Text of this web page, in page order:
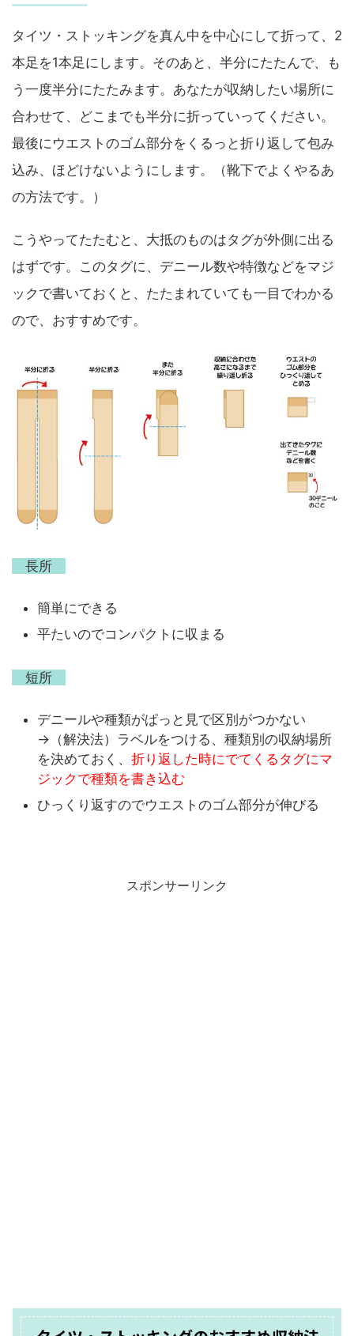
タイツ・ストッキングを真ん中を中心にして折って、2
本足を1本足にします。そのあと、半分にたたんで、も
う一度半分にたたみます。あなたが収納したい場所に
合わせて、どこまでも半分に折っていってください。
最後にウエストのゴム部分をくるっと折り返して包み
込み、ほどけないようにします。（靴下でよくやるあ
の方法です。）
こうやってたたむと、大抵のものはタグが外側に出る
はずです。このタグに、デニール数や特徴などをマジ
ックで書いておくと、たたまれていても一目でわかる
ので、おすすめです。
長所
簡単にできる
平たいのでコンパクトに収まる
短所
デニールや種類がぱっと見で区別がつかない
→（解決法）ラベルをつける、種類別の収納場所
を決めておく、 折り返した時にでてくるタグにマ
ジックで種類を書き込む
ひっくり返すのでウエストのゴム部分が伸びる
スポンサーリンク